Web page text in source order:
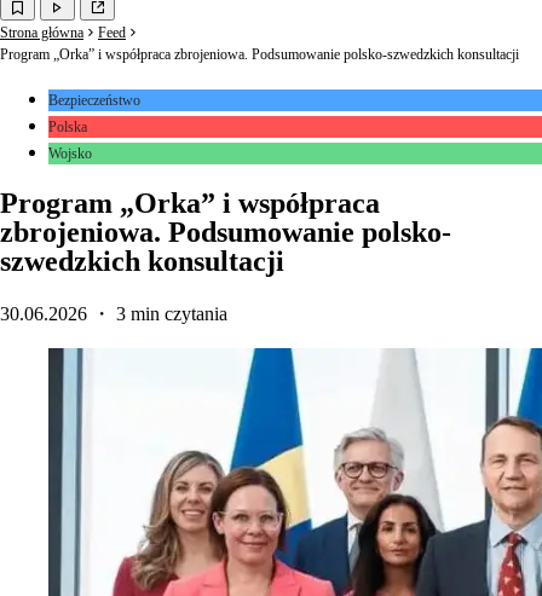
Strona główna
Feed
Program „Orka” i współpraca zbrojeniowa. Podsumowanie polsko-szwedzkich konsultacji
Bezpieczeństwo
Polska
Wojsko
Program „Orka” i współpraca
zbrojeniowa. Podsumowanie polsko-
szwedzkich konsultacji
30.06.2026 ・ 3 min czytania